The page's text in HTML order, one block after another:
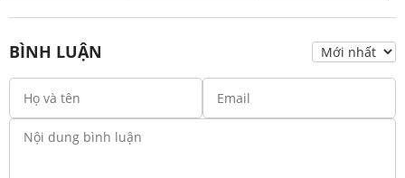
BÌNH LUẬN